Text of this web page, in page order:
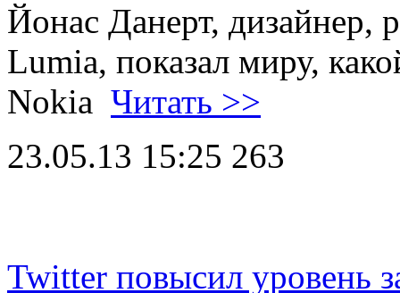
Йонас Данерт, дизайнер,
Lumia, показал миру,
Nokia Читать >>
23.05.13 15:25 263
Twitter повысил уровень